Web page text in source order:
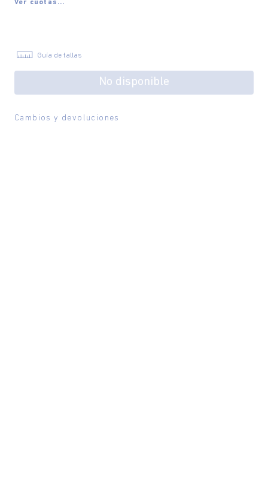
Ver cuotas...
Guía de tallas
No disponible
Cambios y devoluciones